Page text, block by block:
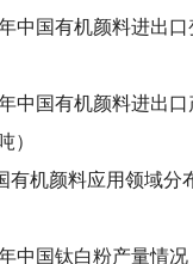
中国有机颜料进出口
年中国有机颜料进出
）
有机颜料应用领域分
中国钛白粉产量情况